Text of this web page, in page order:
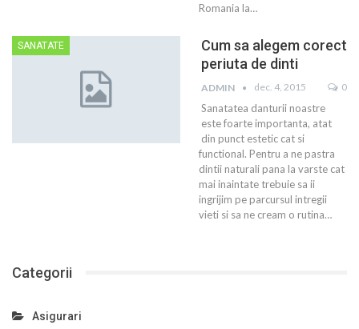
Romania la…
SANATATE
Cum sa alegem corect
periuta de dinti
ADMIN dec. 4, 2015 0
Sanatatea danturii noastre
este foarte importanta, atat
din punct estetic cat si
functional. Pentru a ne pastra
dintii naturali pana la varste cat
mai inaintate trebuie sa ii
ingrijim pe parcursul intregii
vieti si sa ne cream o rutina…
Categorii
Asigurari